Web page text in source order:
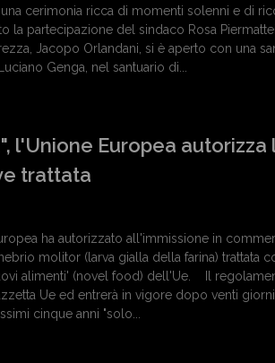
cerimonia ricca di momenti solenni e di
la partecipazione del sindaco Rosa
Jacopo Orlandani, si è aperto con una
Genga, nel santuario di...
l'Unione Europea autorizza
trattata
ha autorizzato all'immissione in
molitor (larva gialla della farina) trattata
alimenti' (novel food) dell'Ue. Il
Ue ed entrerà in vigore dopo venti
cinque anni "solo...